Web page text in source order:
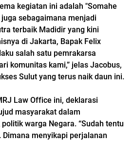
kegiatan ini adalah "Somahe
juga sebagaimana menjadi
terbaik Madidir yang kini
di Jakarta, Bapak Felix
salah satu pemrakarsa
komunitas kami,” jelas Jacobus,
Sulut yang terus naik daun ini.
Law Office ini, deklarasi
masyarakat dalam
warga Negara. “Sudah tentu
Dimana menyikapi perjalanan